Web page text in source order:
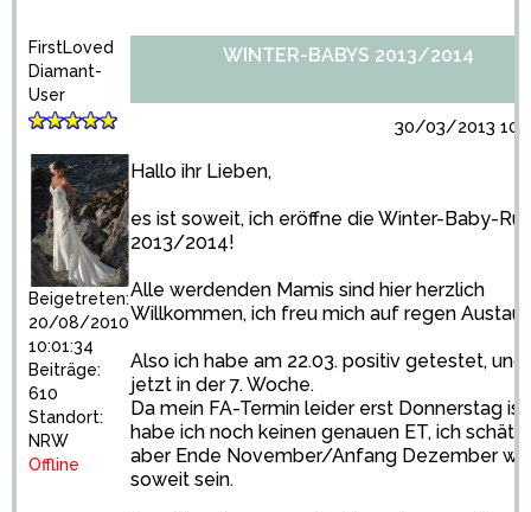
FirstLoved
Diamant-
User
Beigetreten:
20/08/2010
10:01:34
Beiträge:
610
Standort:
NRW
Offline
WINTER-BABYS 2013/2014
30/03/2013
Hallo ihr Lieben,
es ist soweit, ich eröffne die Winter-Baby-
2013/2014!
Alle werdenden Mamis sind hier herzlich
Willkommen, ich freu mich auf regen
Also ich habe am 22.03. positiv getestet, und
jetzt in der 7. Woche.
Da mein FA-Termin leider erst Donnerstag ist,
habe ich noch keinen genauen ET, ich
aber Ende November/Anfang Dezember
soweit sein.